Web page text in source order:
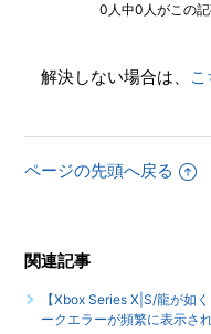
【Xbox Series X|S/龍
【Xbox Series X|S/龍
0人中0人がこの
解決しない場合は、 こ
ページの先頭へ戻る
関連記事
【Xbox Series X|S/龍が如
ークエラーが頻繁に表示さ